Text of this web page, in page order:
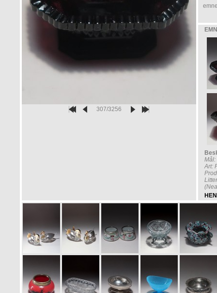
307/3256
Art: